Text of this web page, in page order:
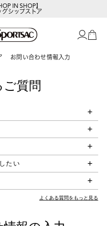
IN SHOP】
シップストア
お問い合わせ情報入力
質問
たい
よくある質問をもっと見る